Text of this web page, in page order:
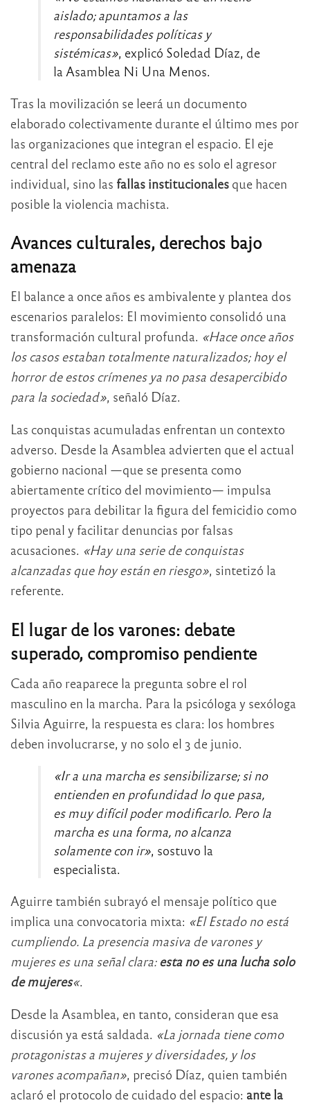
aislado; apuntamos a las
responsabilidades políticas y
sistémicas», explicó Soledad Díaz, de
la Asamblea Ni Una Menos.
Tras la movilización se leerá un documento
elaborado colectivamente durante el último mes por
las organizaciones que integran el espacio. El eje
central del reclamo este año no es solo el agresor
individual, sino las fallas institucionales que hacen
posible la violencia machista.
Avances culturales, derechos bajo
amenaza
El balance a once años es ambivalente y plantea dos
escenarios paralelos: El movimiento consolidó una
transformación cultural profunda. «Hace once años
los casos estaban totalmente naturalizados; hoy el
horror de estos crímenes ya no pasa desapercibido
para la sociedad», señaló Díaz.
Las conquistas acumuladas enfrentan un contexto
adverso. Desde la Asamblea advierten que el actual
gobierno nacional —que se presenta como
abiertamente crítico del movimiento— impulsa
proyectos para debilitar la figura del femicidio como
tipo penal y facilitar denuncias por falsas
acusaciones. «Hay una serie de conquistas
alcanzadas que hoy están en riesgo», sintetizó la
referente.
El lugar de los varones: debate
superado, compromiso pendiente
Cada año reaparece la pregunta sobre el rol
masculino en la marcha. Para la psicóloga y sexóloga
Silvia Aguirre, la respuesta es clara: los hombres
deben involucrarse, y no solo el 3 de junio.
«Ir a una marcha es sensibilizarse; si no
entienden en profundidad lo que pasa,
es muy difícil poder modificarlo. Pero la
marcha es una forma, no alcanza
solamente con ir», sostuvo la
especialista.
Aguirre también subrayó el mensaje político que
implica una convocatoria mixta: «El Estado no está
cumpliendo. La presencia masiva de varones y
mujeres es una señal clara: esta no es una lucha solo
de mujeres«.
Desde la Asamblea, en tanto, consideran que esa
discusión ya está saldada. «La jornada tiene como
protagonistas a mujeres y diversidades, y los
varones acompañan», precisó Díaz, quien también
aclaró el protocolo de cuidado del espacio: ante la